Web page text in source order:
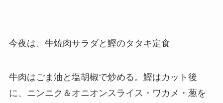
今夜は、牛焼肉サラダと鰹のタタキ定食
牛肉はごま油と塩胡椒で炒める。鰹はカット後
に、ニンニク＆オニオンスライス・ワカメ・葱を